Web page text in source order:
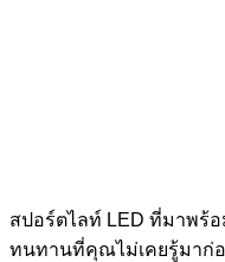
สปอร์ตไลท์ LED ที่มาพร้อ
ทนทานที่คุณไม่เคยรู้มาก่